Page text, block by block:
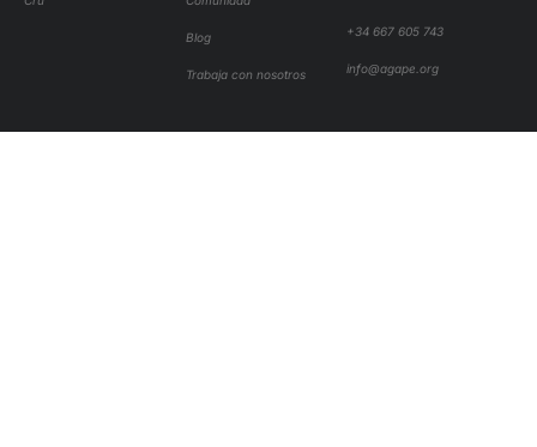
Blog
Trabaja con nosotros
+34 667 605 743
info@agape.org